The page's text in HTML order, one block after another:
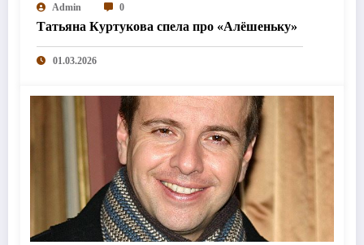
Admin 0
Татьяна Куртукова спела про «Алёшеньку»
01.03.2026